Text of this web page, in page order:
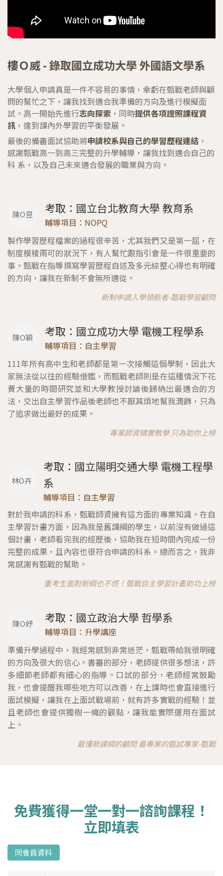
樓Ｏ威 - 錄取國立成功大學 外國語文學系
⼤學個⼈申請真是⼀件不容易的事情，幸虧在甄戰老師與顧
問的幫忙之下，讓我找到適合我準備的⽅向及進⾏模擬⾯
試。⾼⼀開始先進行志向探索 ，同時提供各項證照課程資
訊 ，達到課內外學習的平衡發展。
最後的備審面試協助將申請校系與自己的學習歷程連結 ，
感謝甄戰高一到高三完整的升學輔導，讓我找到適合⾃⼰的
科 系，以及⾃⼰未來適合發展的職業與⽅向。
陳O昱 考取：國立台北教育大學 教育系
輔導項目：NOPQ
製作學習歷程檔案的過程很辛苦，尤其我們又是第一屆，在
制度模稜兩可的狀況下，有人幫忙跟指引會是一件很重要的
事。甄戰在指導撰寫學習歷程自述及多元綜整心得也有明確
的方向，讓我在新制不會無所適從。
新制申請入學領航者-甄戰學習顧問
陳O穎 考取：國立成功大學 電機工程學系
輔導項目：自主學習
111年所有高中生和老師都是第一次接觸這個學制，因此大
家無法從以往的經驗借鑑，而甄戰老師則是在這種情況下花
費大量的時間研究並和大學教授討論後歸納出最適合的方
法，交出自主學習作品後老師也不厭其煩地幫我潤飾，只為
了追求做出最好的成果。
專業師資精實教學 只為助你上榜
林O卉
考取：國立陽明交通大學 電機工程學
系
輔導項目：自主學習
對於我申請的科系，甄戰師資擁有這方面的專業知識。在自
主學習計畫方面，因為我是舊課綱的學生，以前沒有做過這
個計畫，老師看完我的經歷後，協助我在短時間內完成一份
完整的成果，且內容也很符合申請的科系。總而言之，我非
常感謝有甄戰的幫助。
重考生面對新綱也不慌！甄戰自主學習計畫助功上榜
陳O妤 考取：國立政治大學 哲學系
輔導項目：升學講座
準備升學過程中，我經常感到非常迷茫，甄戰帶給我很明確
的方向及很大的信心。書審的部分，老師提供很多想法，許
多細節老師都有細心的指導。口試的部分，老師經常鼓勵
我，也會提醒我哪些地方可以改善，在上課時也會直接進行
面試模擬，讓我在上面試戰場前，就有許多實戰的經驗！並
且老師也會提供獨樹一幟的觀點，讓我能實際運用在面試
上。
最懂新課綱的顧問 最專業的甄試專家-甄戰
免費獲得一堂一對一諮詢課程！
立即填表
同會員資料